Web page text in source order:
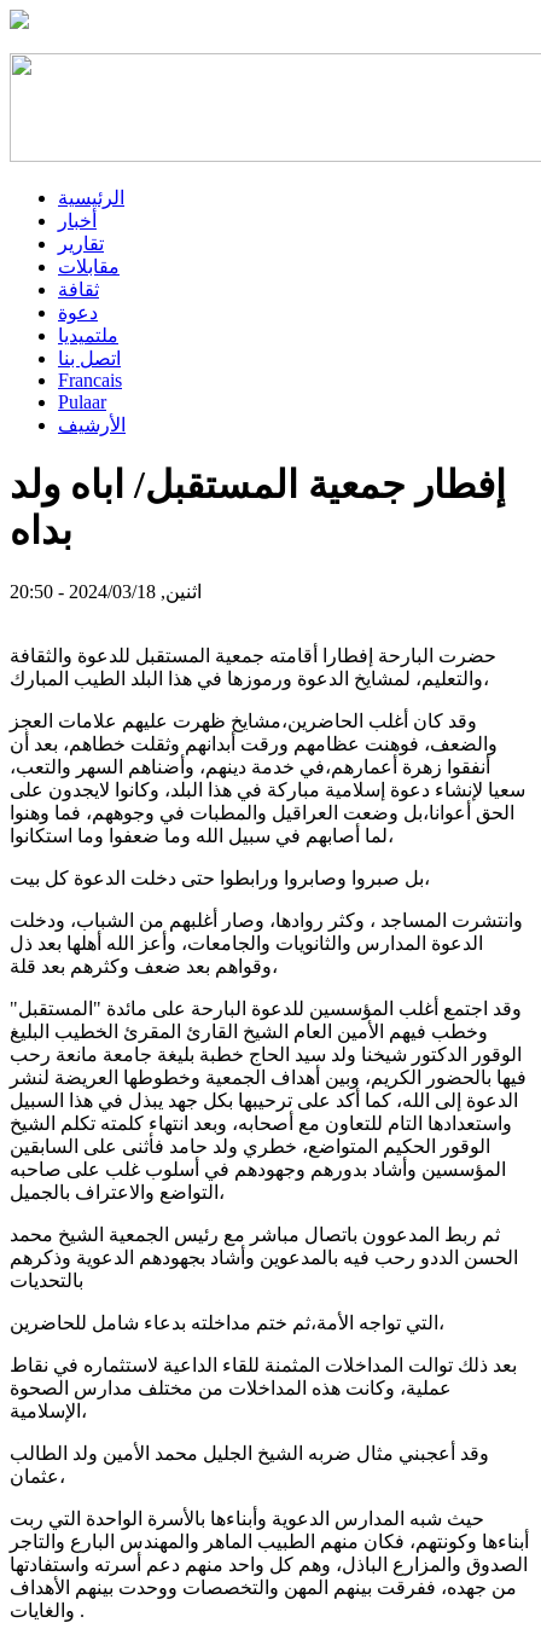
الرئيسية
أخبار
تقارير
مقابلات
ثقافة
دعوة
ملتميديا
اتصل بنا
Francais
Pulaar
الأرشيف
إفطار جمعية المستقبل/ اباه ولد
بداه
اثنين, 2024/03/18 - 20:50
حضرت البارحة إفطارا أقامته جمعية المستقبل للدعوة والثقافة
والتعليم، لمشايخ الدعوة ورموزها في هذا البلد الطيب المبارك،
وقد كان أغلب الحاضرين،مشايخ ظهرت عليهم علامات العجز
والضعف، فوهنت عظامهم ورقت أبدانهم وثقلت خطاهم، بعد أن
أنفقوا زهرة أعمارهم،في خدمة دينهم، وأضناهم السهر والتعب،
سعيا لإنشاء دعوة إسلامية مباركة في هذا البلد، وكانوا لايجدون على
الحق أعوانا،بل وضعت العراقيل والمطبات في وجوههم، فما وهنوا
لما أصابهم في سبيل الله وما ضعفوا وما استكانوا،
بل صبروا وصابروا ورابطوا حتى دخلت الدعوة كل بيت،
وانتشرت المساجد ، وكثر روادها، وصار أغلبهم من الشباب، ودخلت
الدعوة المدارس والثانويات والجامعات، وأعز الله أهلها بعد ذل
وقواهم بعد ضعف وكثرهم بعد قلة،
وقد اجتمع أغلب المؤسسين للدعوة البارحة على مائدة "المستقبل"
وخطب فيهم الأمين العام الشيخ القارئ المقرئ الخطيب البليغ
الوقور الدكتور شيخنا ولد سيد الحاج خطبة بليغة جامعة مانعة رحب
فيها بالحضور الكريم، وبين أهداف الجمعية وخطوطها العريضة لنشر
الدعوة إلى الله، كما أكد على ترحيبها بكل جهد يبذل في هذا السبيل
واستعدادها التام للتعاون مع أصحابه، وبعد انتهاء كلمته تكلم الشيخ
الوقور الحكيم المتواضع، خطري ولد حامد فأثنى على السابقين
المؤسسين وأشاد بدورهم وجهودهم في أسلوب غلب على صاحبه
التواضع والاعتراف بالجميل،
ثم ربط المدعوون باتصال مباشر مع رئيس الجمعية الشيخ محمد
الحسن الددو رحب فيه بالمدعوين وأشاد بجهودهم الدعوية وذكرهم
بالتحديات
التي تواجه الأمة،ثم ختم مداخلته بدعاء شامل للحاضرين،
بعد ذلك توالت المداخلات المثمنة للقاء الداعية لاستثماره في نقاط
عملية، وكانت هذه المداخلات من مختلف مدارس الصحوة
الإسلامية،
وقد أعجبني مثال ضربه الشيخ الجليل محمد الأمين ولد الطالب
عثمان،
حيث شبه المدارس الدعوية وأبناءها بالأسرة الواحدة التي ربت
أبناءها وكونتهم، فكان منهم الطبيب الماهر والمهندس البارع والتاجر
الصدوق والمزارع الباذل، وهم كل واحد منهم دعم أسرته واستفادتها
من جهده، ففرقت بينهم المهن والتخصصات ووحدت بينهم الأهداف
والغايات .